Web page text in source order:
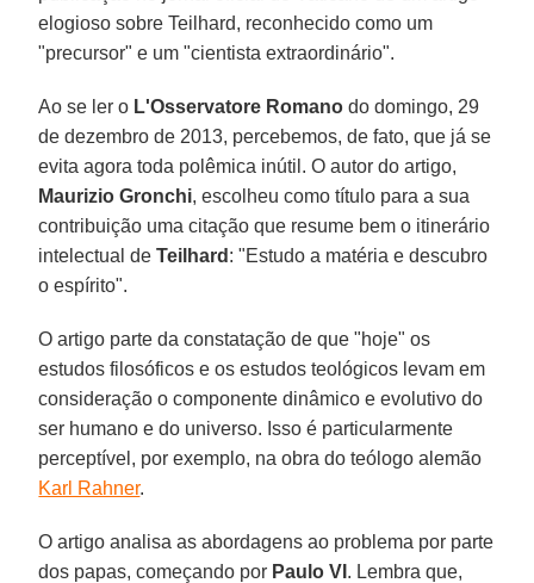
elogioso sobre Teilhard, reconhecido como um
"precursor" e um "cientista extraordinário".
Ao se ler o L'Osservatore Romano do domingo, 29
de dezembro de 2013, percebemos, de fato, que já se
evita agora toda polêmica inútil. O autor do artigo,
Maurizio Gronchi, escolheu como título para a sua
contribuição uma citação que resume bem o itinerário
intelectual deTeilhard : "Estudo a matéria e descubro
o espírito".
O artigo parte da constatação de que "hoje" os
estudos filosóficos e os estudos teológicos levam em
consideração o componente dinâmico e evolutivo do
ser humano e do universo. Isso é particularmente
perceptível, por exemplo, na obra do teólogo alemão
Karl Rahner.
O artigo analisa as abordagens ao problema por parte
dos papas, começando por Paulo VI . Lembra que,